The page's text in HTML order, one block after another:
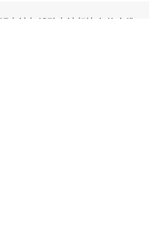
锂电池与铅酸电池相比有什么优